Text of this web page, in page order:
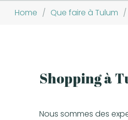
Home / Que faire à Tulum /
Shopping à
Nous sommes des